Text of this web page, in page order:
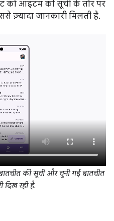
को आइटम की सूची के तौर पर
ज़्यादा जानकारी मिलती है.
की सूची और चुनी गई बातचीत
दिख रही है.